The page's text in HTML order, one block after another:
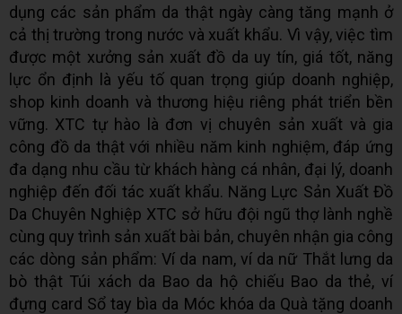
dụng các sản phẩm da thật ngày càng tăng mạnh ở
cả thị trường trong nước và xuất khẩu. Vì vậy, việc tìm
được một xưởng sản xuất đồ da uy tín, giá tốt, năng
lực ổn định là yếu tố quan trọng giúp doanh nghiệp,
shop kinh doanh và thương hiệu riêng phát triển bền
vững. XTC tự hào là đơn vị chuyên sản xuất và gia
công đồ da thật với nhiều năm kinh nghiệm, đáp ứng
đa dạng nhu cầu từ khách hàng cá nhân, đại lý, doanh
nghiệp đến đối tác xuất khẩu. Năng Lực Sản Xuất Đồ
Da Chuyên Nghiệp XTC sở hữu đội ngũ thợ lành nghề
cùng quy trình sản xuất bài bản, chuyên nhận gia công
các dòng sản phẩm: Ví da nam, ví da nữ Thắt lưng da
bò thật Túi xách da Bao da hộ chiếu Bao da thẻ, ví
đựng card Sổ tay bìa da Móc khóa da Quà tặng doanh